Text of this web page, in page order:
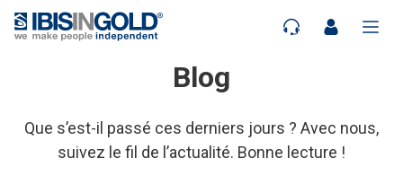
Blog
Que s’est-il passé ces derniers jours ? Avec nous,
suivez le fil de l’actualité. Bonne lecture !